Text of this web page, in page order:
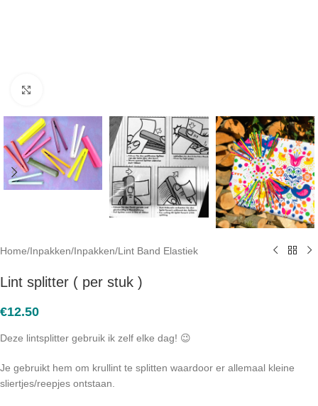
Home/Inpakken/Inpakken/Lint Band Elastiek
Lint splitter ( per stuk )
€12.50
Deze lintsplitter gebruik ik zelf elke dag! 😉
Je gebruikt hem om krullint te splitten waardoor er allemaal kleine
sliertjes/reepjes ontstaan.